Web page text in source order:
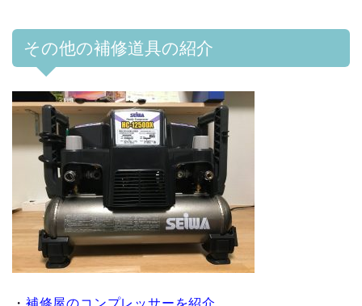
その他の補修道具の紹介
・ 補修屋のコンプレッサーを紹介